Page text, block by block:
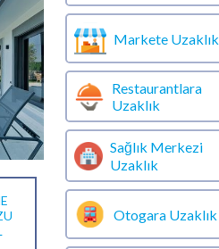
Markete Uzaklık
Restaurantlara
Uzaklık
Sağlık Merkezi
Uzaklık
Otogara Uzaklık